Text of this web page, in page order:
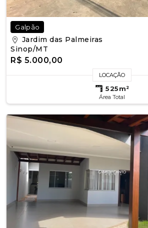
Galpão
Jardim das Palmeiras
Sinop/MT
R$ 5.000,00
LOCAÇÃO
525m²
Área Total